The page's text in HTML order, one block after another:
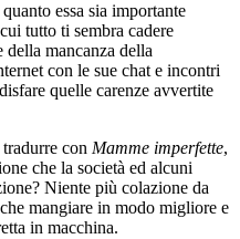
essa sia importante
tutto ti sembra cadere
mancanza della
con le sue chat e incontri
quelle carenze avvertite
con Mamme imperfette,
che la società ed alcuni
Niente più colazione da
mangiare in modo migliore e
in macchina.